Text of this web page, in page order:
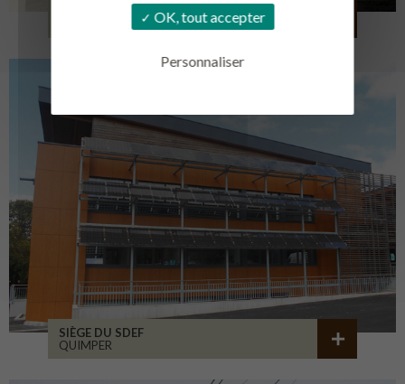
OK, tout accepter
Personnaliser
CRÉATION DE 6 LOGEMENTS
FOLLAINVILLE-DENNEMONT
SIÈGE DU SDEF
QUIMPER